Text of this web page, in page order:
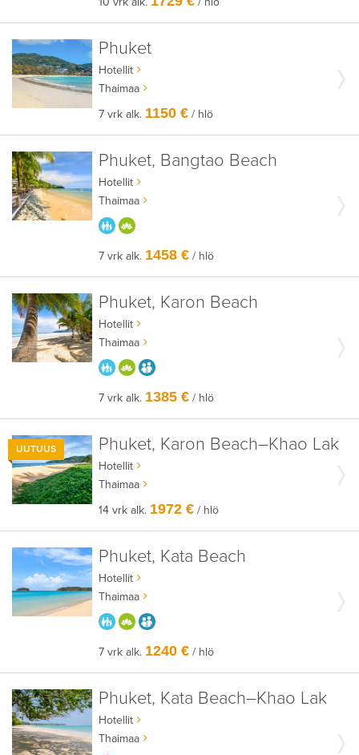
Phuket
Hotellit
Thaimaa
7 vrk alk. 1150 € / hlö
Phuket, Bangtao Beach
Hotellit
Thaimaa
PARASTA PERHEELLE
7 vrk alk. 1458 € / hlö
Phuket, Karon Beach
Hotellit
Thaimaa
PARASTA PERHEELLE
HYVÄÄN OLOON
7 vrk alk. 1385 € / hlö
UUTUUS Phuket, Karon Beach–Khao Lak
Hotellit
Thaimaa
14 vrk alk. 1972 € / hlö
Phuket, Kata Beach
Hotellit
Thaimaa
PARASTA PERHEELLE
HYVÄÄN OLOON
7 vrk alk. 1240 € / hlö
Phuket, Kata Beach–Khao Lak
Hotellit
Thaimaa